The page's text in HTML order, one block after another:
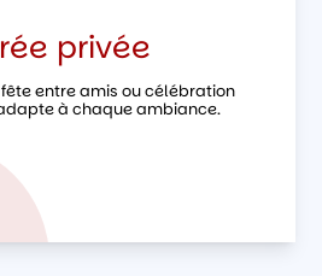
privée
entre amis ou célébration
à chaque ambiance.